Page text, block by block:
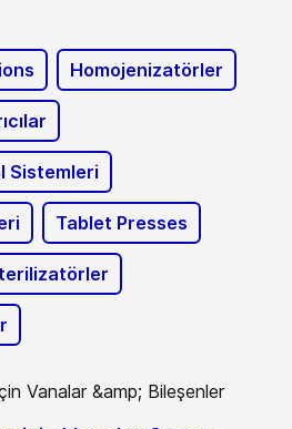
Homojenizatörler
Sistemleri
Tablet Presses